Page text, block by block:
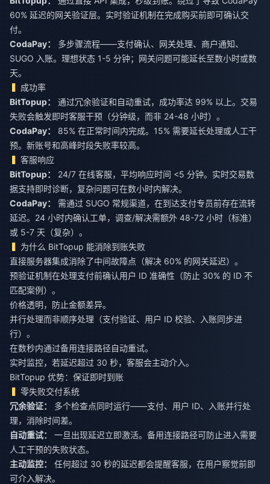
60% 延迟的网关验证层。实时验证机制在完成购买前即可确认交
付。
CodaPay：
多步骤流程——支付确认、网关处理、商户通知、
SUGO 入账。理想状态 1-5 分钟；网关问题可能延长至数小时或数
天。
成功率
BitTopup：
通过冗余验证和自动重试，成功率达 99% 以上。交易
失败会触发即时客服干预（分钟级，而非 24-48 小时）。
CodaPay：
85% 在正常时间内完成。15% 需要延长处理或人工干
预。新账号和高峰时段失败率较高。
客服响应
BitTopup：
24/7 在线客服，平均响应时间 <5 分钟。实时交易数
据支持即时诊断，复杂问题可在数小时内解决。
CodaPay：
需通过 SUGO 常规渠道，在到达支付专员前存在流转
延迟。24 小时内确认工单，调查/解决需额外 48-72 小时（标准）
或 5-7 天（复杂）。
为什么 BitTopup 能消除到账失败
直接服务器集成消除了中间故障点（解决 60% 的网关延迟）。
预验证机制在处理支付前确认用户 ID 准确性（防止 30% 的 ID 不
匹配案例）。
价格透明，防止金额差异。
并行处理而非顺序处理（支付验证、用户 ID 校验、入账同步进
行）。
在数秒内通过备用连接路径自动重试。
实时监控，若延迟超过 30 秒，客服会主动介入。
BitTopup 优势：保证即时到账
零失败交付系统
冗余验证：
多个检查点同时运行——支付、用户 ID、入账并行处
理，消除时间差。
自动重试：
一旦出现延迟立即激活。备用连接路径可防止进入需要
人工干预的失败状态。
主动监控：
任何超过 30 秒的延迟都会提醒客服，在用户察觉前即
可介入解决。